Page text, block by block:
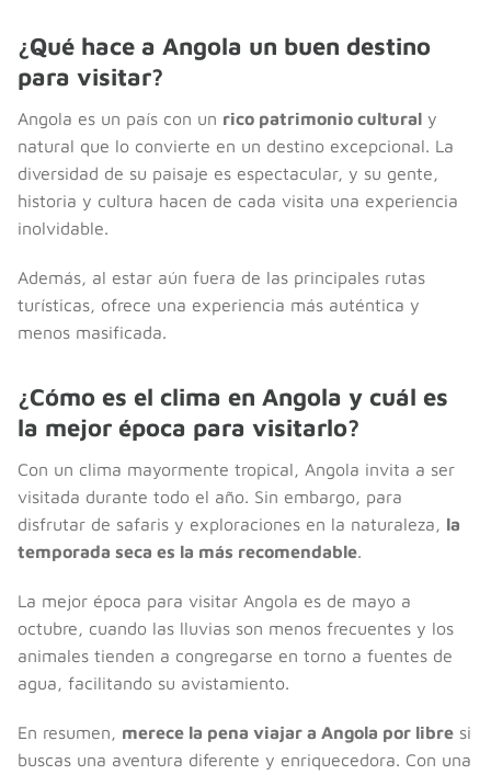
¿Qué hace a Angola un buen destino
para visitar?
Angola es un país con un rico patrimonio cultural y
natural que lo convierte en un destino excepcional. La
diversidad de su paisaje es espectacular, y su gente,
historia y cultura hacen de cada visita una experiencia
inolvidable.
Además, al estar aún fuera de las principales rutas
turísticas, ofrece una experiencia más auténtica y
menos masificada.
¿Cómo es el clima en Angola y cuál es
la mejor época para visitarlo?
Con un clima mayormente tropical, Angola invita a ser
visitada durante todo el año. Sin embargo, para
disfrutar de safaris y exploraciones en la naturaleza, la
temporada seca es la más recomendable.
La mejor época para visitar Angola es de mayo a
octubre, cuando las lluvias son menos frecuentes y los
animales tienden a congregarse en torno a fuentes de
agua, facilitando su avistamiento.
En resumen, merece la pena viajar a Angola por libre si
buscas una aventura diferente y enriquecedora. Con una